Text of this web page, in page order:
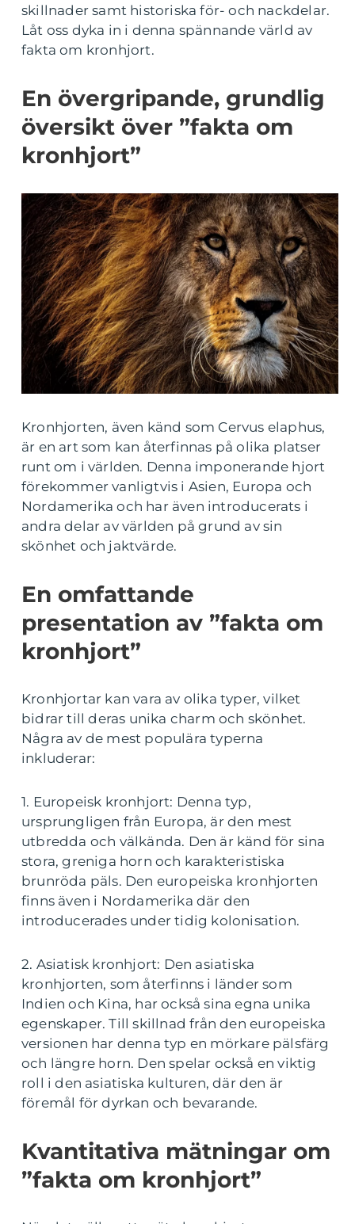
skillnader samt historiska för- och nackdelar.
Låt oss dyka in i denna spännande värld av
fakta om kronhjort.
En övergripande, grundlig
översikt över ”fakta om
kronhjort”
Kronhjorten, även känd som Cervus elaphus,
är en art som kan återfinnas på olika platser
runt om i världen. Denna imponerande hjort
förekommer vanligtvis i Asien, Europa och
Nordamerika och har även introducerats i
andra delar av världen på grund av sin
skönhet och jaktvärde.
En omfattande
presentation av ”fakta om
kronhjort”
Kronhjortar kan vara av olika typer, vilket
bidrar till deras unika charm och skönhet.
Några av de mest populära typerna
inkluderar:
1. Europeisk kronhjort: Denna typ,
ursprungligen från Europa, är den mest
utbredda och välkända. Den är känd för sina
stora, greniga horn och karakteristiska
brunröda päls. Den europeiska kronhjorten
finns även i Nordamerika där den
introducerades under tidig kolonisation.
2. Asiatisk kronhjort: Den asiatiska
kronhjorten, som återfinns i länder som
Indien och Kina, har också sina egna unika
egenskaper. Till skillnad från den europeiska
versionen har denna typ en mörkare pälsfärg
och längre horn. Den spelar också en viktig
roll i den asiatiska kulturen, där den är
föremål för dyrkan och bevarande.
Kvantitativa mätningar om
”fakta om kronhjort”